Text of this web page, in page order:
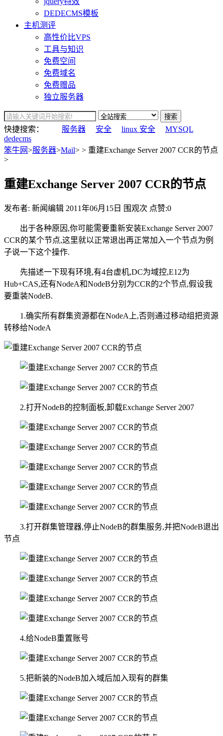
DEDECMS模板
主机测评
高性价比VPS
工具与知识
免费空间
免费域名
免费赠品
独立服务器
搜索
快捷搜索： 服务器 安全 linux 安全
MYSQL
dedecms
笨牛网>服务器>Mail> > 重建Exchange Server 2007 CCR的节点
>
重建Exchange Server 2007 CCR的节点
发布者: 新闻编辑 2011年06月15日 围观次 点赞:0
出于各种原因,你可能需要重新安装Exchange Server 2007
CCR的某个节点,这里就以正常退出再正常加入一个节点为例
子说一下这个操作.
先描述一下现有环境,有4台虚机,DC为域控,E12为
Hub+CAS,还有NodeA和NodeB分别为CCR的2个节点,假设我
要重装NodeB.
1.确实所有群集资源都在NodeA上,否则通过移动组把资源
转移给NodeA
2.打开NodeB的控制面板,卸载Exchange Server 2007
3.打开群集管理器,停止NodeB的群集服务,并把NodeB退出
节点
4.给NodeB重置账号
5.把新装的NodeB加入域后加入现有的群集